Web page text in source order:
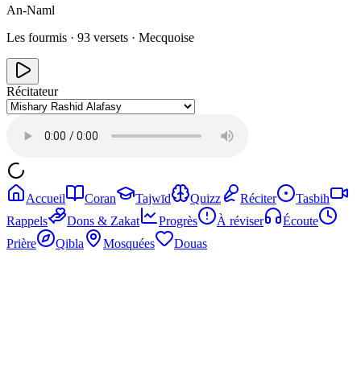
An-Naml
Les fourmis · 93 versets · Mecquoise
Récitateur
Accueil Coran Tajwīd Quizz Réciter
Tasbih
Rappels
Dons & Zakat Progrès À réviser
Écoute
Prière
Qibla Mosquées Douas